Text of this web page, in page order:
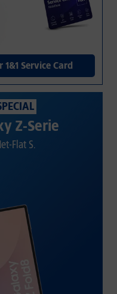
1&1 Service Card
Z-Serie
Flat S.